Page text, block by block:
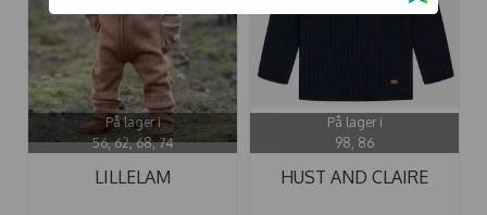
På lager i
56, 62, 68, 74
LILLELAM
På lager i
98, 86
HUST AND CLAIRE